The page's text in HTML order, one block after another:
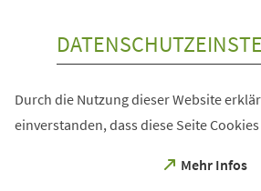
Durch die Nutzung dieser Website
einverstanden, dass diese Seite
Mehr Infos
(Öffnet